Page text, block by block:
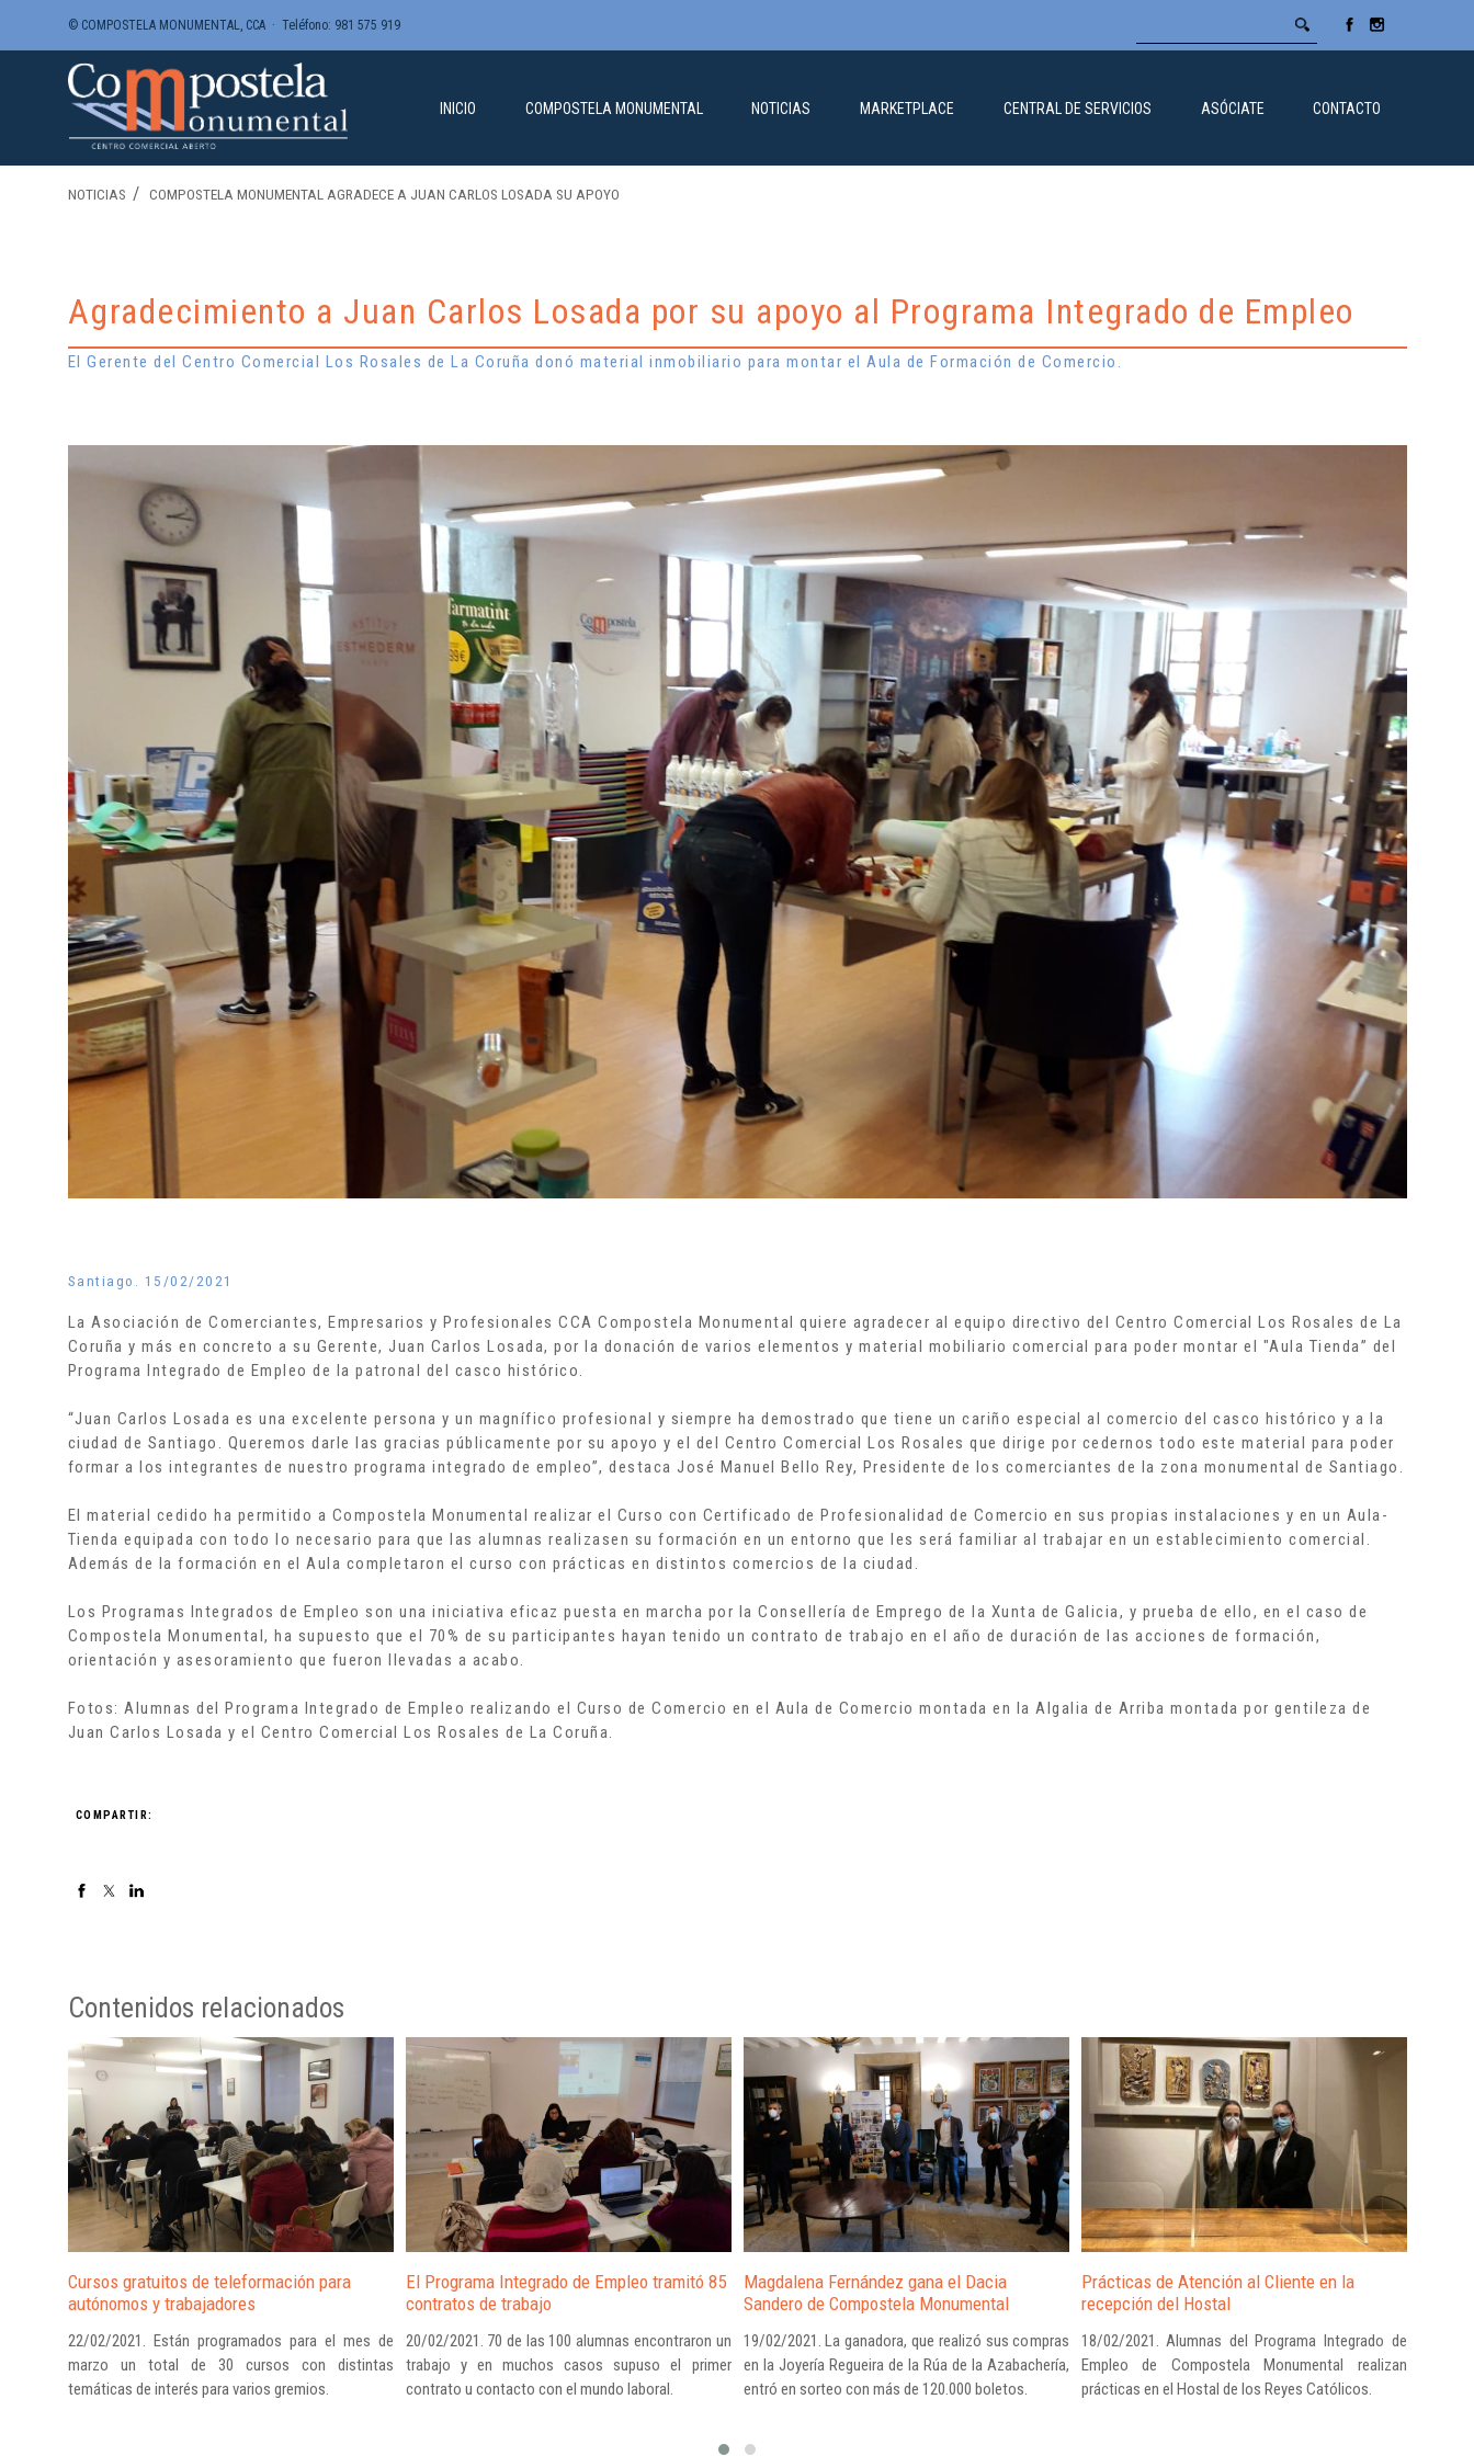
© COMPOSTELA MONUMENTAL, CCA · Teléfono: 981 575 919
INICIO COMPOSTELA MONUMENTAL NOTICIAS MARKETPLACE CENTRAL DE SERVICIOS ASÓCIATE CONTACTO
NOTICIAS COMPOSTELA MONUMENTAL AGRADECE A JUAN CARLOS LOSADA SU APOYO
Agradecimiento a Juan Carlos Losada por su apoyo al Programa Integrado de Empleo
El Gerente del Centro Comercial Los Rosales de La Coruña donó material inmobiliario para montar el Aula de Formación de Comercio.
Santiago. 15/02/2021
La Asociación de Comerciantes, Empresarios y Profesionales CCA Compostela Monumental quiere agradecer al equipo directivo del Centro Comercial Los Rosales de La
Coruña y más en concreto a su Gerente, Juan Carlos Losada, por la donación de varios elementos y material mobiliario comercial para poder montar el "Aula Tienda” del
Programa Integrado de Empleo de la patronal del casco histórico.
“Juan Carlos Losada es una excelente persona y un magnífico profesional y siempre ha demostrado que tiene un cariño especial al comercio del casco histórico y a la
ciudad de Santiago. Queremos darle las gracias públicamente por su apoyo y el del Centro Comercial Los Rosales que dirige por cedernos todo este material para poder
formar a los integrantes de nuestro programa integrado de empleo”, destaca José Manuel Bello Rey, Presidente de los comerciantes de la zona monumental de Santiago.
El material cedido ha permitido a Compostela Monumental realizar el Curso con Certificado de Profesionalidad de Comercio en sus propias instalaciones y en un Aula-
Tienda equipada con todo lo necesario para que las alumnas realizasen su formación en un entorno que les será familiar al trabajar en un establecimiento comercial.
Además de la formación en el Aula completaron el curso con prácticas en distintos comercios de la ciudad.
Los Programas Integrados de Empleo son una iniciativa eficaz puesta en marcha por la Consellería de Emprego de la Xunta de Galicia, y prueba de ello, en el caso de
Compostela Monumental, ha supuesto que el 70% de su participantes hayan tenido un contrato de trabajo en el año de duración de las acciones de formación,
orientación y asesoramiento que fueron llevadas a acabo.
Fotos: Alumnas del Programa Integrado de Empleo realizando el Curso de Comercio en el Aula de Comercio montada en la Algalia de Arriba montada por gentileza de
Juan Carlos Losada y el Centro Comercial Los Rosales de La Coruña.
COMPARTIR:
Contenidos relacionados
Cursos gratuitos de teleformación para
autónomos y trabajadores
22/02/2021. Están programados para el mes de
marzo un total de 30 cursos con distintas
temáticas de interés para varios gremios.
El Programa Integrado de Empleo tramitó 85
contratos de trabajo
20/02/2021. 70 de las 100 alumnas encontraron un
trabajo y en muchos casos supuso el primer
contrato u contacto con el mundo laboral.
Magdalena Fernández gana el Dacia
Sandero de Compostela Monumental
19/02/2021. La ganadora, que realizó sus compras
en la Joyería Regueira de la Rúa de la Azabachería,
entró en sorteo con más de 120.000 boletos.
Prácticas de Atención al Cliente en la
recepción del Hostal
18/02/2021. Alumnas del Programa Integrado de
Empleo de Compostela Monumental realizan
prácticas en el Hostal de los Reyes Católicos.